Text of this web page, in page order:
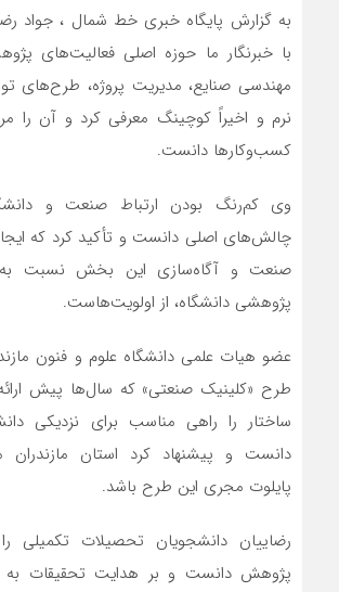
به گزارش پایگاه خبری خط شمال ، جواد
با خبرنگار ما حوزه اصلی فعالیت‌های
مهندسی صنایع، مدیریت پروژه، طرح‌های
نرم و اخیراً کوچینگ معرفی کرد و آن را
کسب‌وکارها دانست.
وی کم‌رنگ بودن ارتباط صنعت و
چالش‌های اصلی دانست و تأکید کرد که
صنعت و آگاه‌سازی این بخش نسبت به
پژوهشی دانشگاه، از اولویت‌هاست.
عضو هیات علمی دانشگاه علوم و فنون
طرح «کلینیک صنعتی» که سال‌ها پیش ارائه
ساختار را راهی مناسب برای نزدیکی
دانست و پیشنهاد کرد استان مازندران
پایلوت مجری این طرح باشد.
رضاییان دانشجویان تحصیلات تکمیلی
پژوهش دانست و بر هدایت تحقیقات